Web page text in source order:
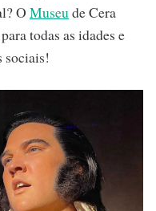
O Museu de Cera
todas as idades e
sociais!